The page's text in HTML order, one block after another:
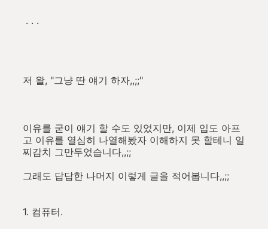
. . .
저 왈, "그냥 딴 얘기 하자,,;;"
이유를 굳이 얘기 할 수도 있었지만, 이제 입도 아프
고 이유를 열심히 나열해봤자 이해하지 못 할테니 일
찌감치 그만두었습니다,,;;
그래도 답답한 나머지 이렇게 글을 적어봅니다,,;;
1. 컴퓨터.